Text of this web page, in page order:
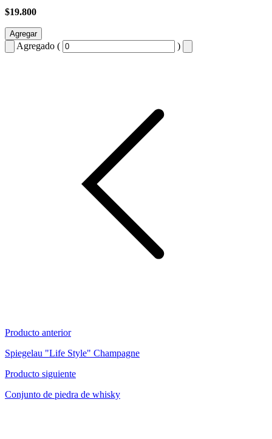
$19.800
Agregar
Agregado ( )
Producto anterior
Spiegelau "Life Style" Champagne
Producto siguiente
Conjunto de piedra de whisky